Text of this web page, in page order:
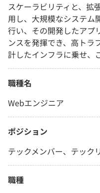
スケーラビリティと、拡
用し、大規模なシステム
行い、その開発したアプ
ンスを発揮でき、高トラ
計したインフラに乗せ、
職種名
Webエンジニア
ポジション
テックメンバー、テック
職種